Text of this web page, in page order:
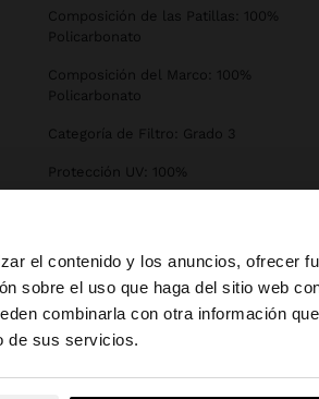
el contenido y los anuncios, ofrecer
sobre el uso que haga del sitio web
combinarla con otra información
de sus servicios.
ir a la web de United States?
Composición de las Patillas: 100%
Policarbonato
Composición del Marco: 100%
Policarbonato
Categoría de Filtro: Grado 3
Protección UV: 100%